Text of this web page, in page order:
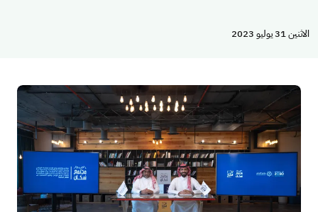
الاثنين 31 يوليو 2023